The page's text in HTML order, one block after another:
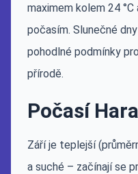
maximem kolem 24
počasím. Slunečné
pohodlné podmínky
přírodě.
Počasí
Září je teplejší
a suché – začínají se